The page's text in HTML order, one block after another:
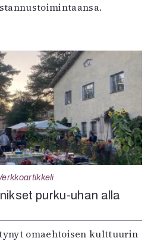
purku-uhan alla
omaehtoisen kulttuurin